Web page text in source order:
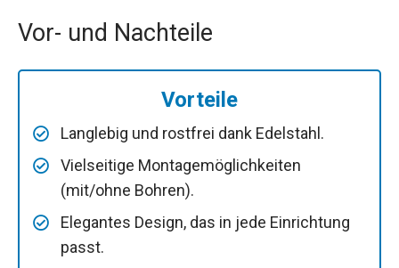
Vor- und Nachteile
Vorteile
Langlebig und rostfrei dank Edelstahl.
Vielseitige Montagemöglichkeiten
(mit/ohne Bohren).
Elegantes Design, das in jede Einrichtung
passt.